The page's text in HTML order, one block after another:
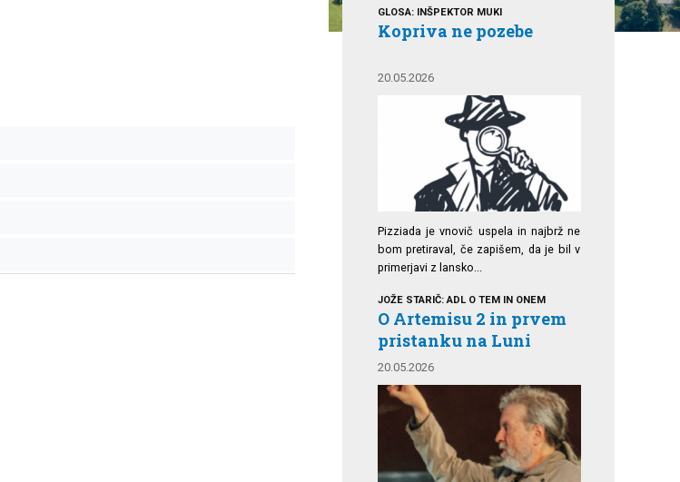
GLOSA: INŠPEKTOR MUKI
Kopriva ne pozebe
20.05.2026
Pizziada je vnovič uspela in najbrž ne
bom pretiraval, če zapišem, da je bil v
primerjavi z lansko...
JOŽE STARIČ: ADL O TEM IN ONEM
O Artemisu 2 in prvem
pristanku na Luni
20.05.2026